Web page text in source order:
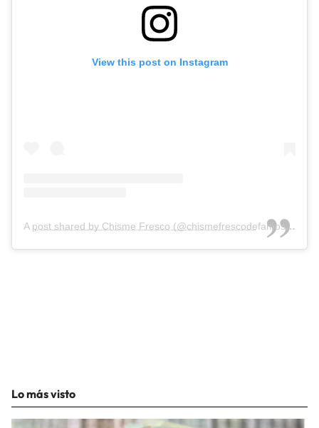
View this post on Instagram
A post shared by Chisme Fresco (@chismefrescodefamosos)
Lo más visto